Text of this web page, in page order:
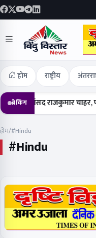
होम राष्ट्रीय
ब्रेकिंग
राजकुमार चाहर, पीड़ित
होम/#Hindu
#Hindu